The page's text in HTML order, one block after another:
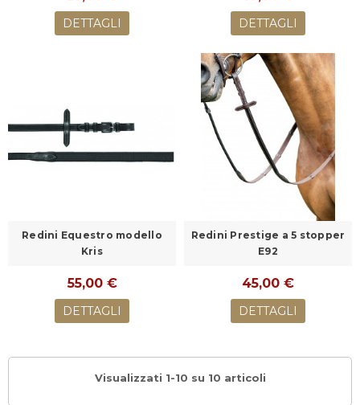
DETTAGLI DETTAGLI
Redini Equestro modello
Kris
55,00 €
DETTAGLI
Redini Prestige a 5 stopper
E92
45,00 €
DETTAGLI
Visualizzati 1-10 su 10 articoli